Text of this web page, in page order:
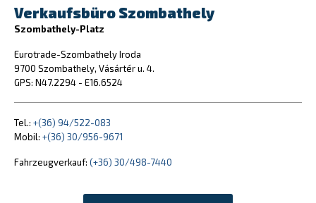
Verkaufsbüro Szombathely
Szombathely-Platz
Eurotrade-Szombathely Iroda
9700 Szombathely, Vásártér u. 4.
GPS: N47.2294 - E16.6524
Tel.: +(36) 94/522-083
Mobil: +(36) 30/956-9671
Fahrzeugverkauf: (+36) 30/498-7440